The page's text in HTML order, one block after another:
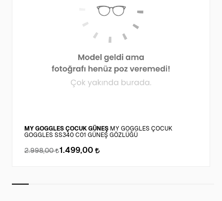
MY GOGGLES ÇOCUK GÜNEŞ MY GOGGLES ÇOCUK
GOGGLES SS340 C01 GÜNEŞ GÖZLÜĞÜ
2.998,00 1.499,00